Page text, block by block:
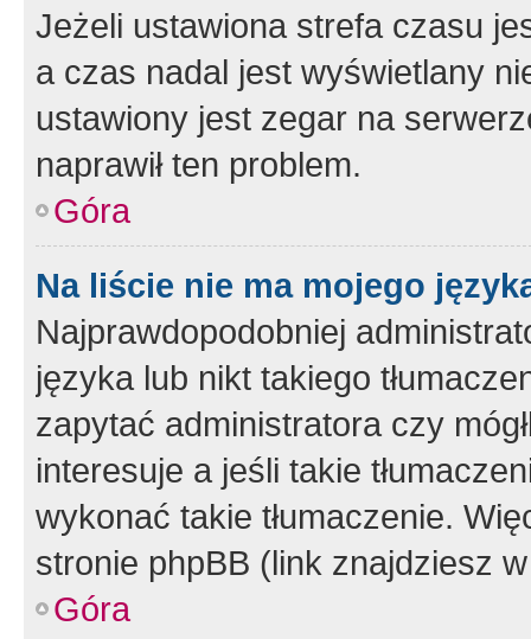
Jeżeli ustawiona strefa czasu
a czas nadal jest wyświetlany
ustawiony jest zegar na
naprawił ten problem.
Góra
Na liście nie ma mojego
Najprawdopodobniej
języka lub nikt takiego
zapytać administratora czy
interesuje a jeśli takie
wykonać takie tłumaczenie.
stronie phpBB (link znajdziesz
Góra